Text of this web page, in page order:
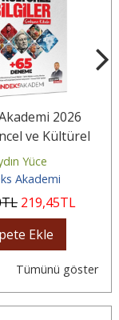
2026
ve Kültürel
Kitabı
(65...
Yüce
Akademi
TL 219,45TL
Ekle
Tümünü göster